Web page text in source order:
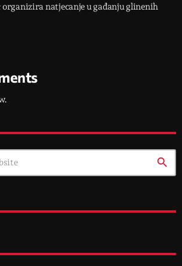
organizira natjecanje u gađanju glinenih
search